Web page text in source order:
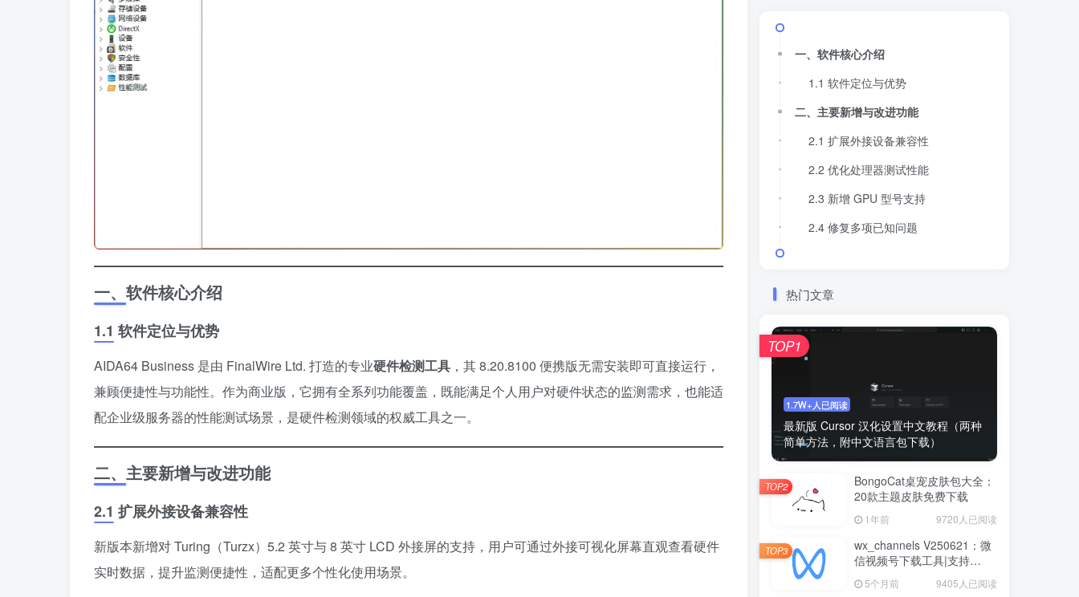
一、软件核心介绍
1.1 软件定位与优势
AIDA64 Business 是由 FinalWire Ltd. 打造的专业硬件检测工具 ，其 8.20.8100 便携版无需安装即可直接运行，
兼顾便捷性与功能性。作为商业版，它拥有全系列功能覆盖，既能满足个人用户对硬件状态的监测需求，也能适
配企业级服务器的性能测试场景，是硬件检测领域的权威工具之一。
二、主要新增与改进功能
2.1 扩展外接设备兼容性
新版本新增对 Turing（Turzx）5.2 英寸与 8 英寸 LCD 外接屏的支持，用户可通过外接可视化屏幕直观查看硬件
实时数据，提升监测便捷性，适配更多个性化使用场景。
一、软件核心介绍
1.1 软件定位与优势
二、主要新增与改进功能
2.1 扩展外接设备兼容性
2.2 优化处理器测试性能
2.3 新增 GPU 型号支持
2.4 修复多项已知问题
热门文章
1.7W+人已阅读
最新版 Cursor 汉化设置中文教程（两种
简单方法，附中文语言包下载）
TOP1
BongoCat桌宠皮肤包大全：
20款主题皮肤免费下载
1年前 9720人已阅读
TOP2
wx_channels V250621：微
信视频号下载工具|支持
Win/macOS
5个月前 9405人已阅读
TOP3